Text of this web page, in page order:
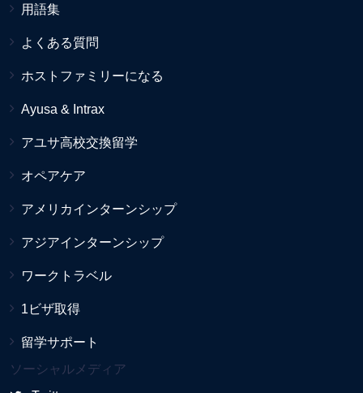
用語集
よくある質問
ホストファミリーになる
Ayusa & Intrax
アユサ高校交換留学
オペアケア
アメリカインターンシップ
アジアインターンシップ
ワークトラベル
1ビザ取得
留学サポート
ソーシャルメディア